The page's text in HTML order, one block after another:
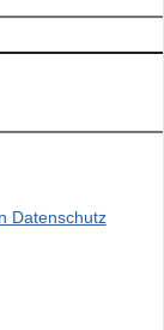
Datenschutz